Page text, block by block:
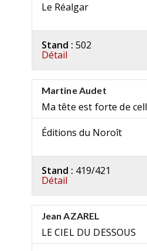
Le Réalgar
Stand : 502
Détail
Martine Audet
Ma tête est forte de
Éditions du Noroît
Stand : 419/421
Détail
Jean AZAREL
LE CIEL DU DESSOUS